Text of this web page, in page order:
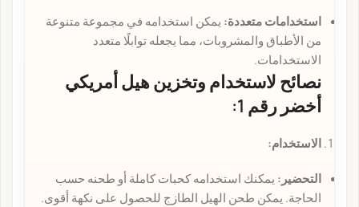
استخدامات متعددة: يمكن استخدامه في مجموعة متنوعة
من الأطباق والمشروبات، مما يجعله توابلًا متعدد
الاستخدامات.
نصائح لاستخدام وتخزين هيل أمريكي
أخضر رقم 1:
الاستخدام:
التحضير: يمكنك استخدامه كحبات كاملة أو طحنه حسب
الحاجة. يمكن طحن الهيل الطازج للحصول على نكهة أقوى.